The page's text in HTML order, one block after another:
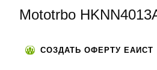
Mototrbo
СОЗДАТЬ ОФЕРТУ ЕАИСТ